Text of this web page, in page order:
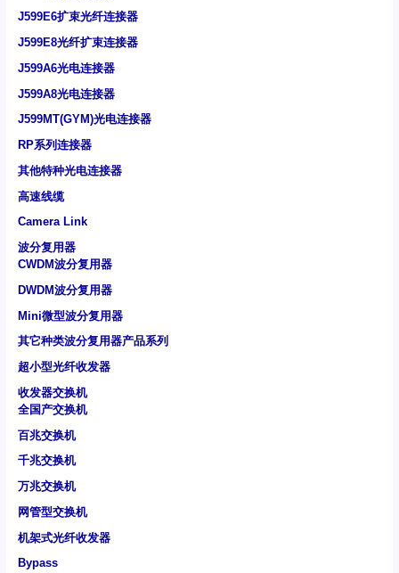
J599E6扩束光纤连接器
J599E8光纤扩束连接器
J599A6光电连接器
J599A8光电连接器
J599MT(GYM)光电连接器
RP系列连接器
其他特种光电连接器
高速线缆
Camera Link
波分复用器
CWDM波分复用器
DWDM波分复用器
Mini微型波分复用器
其它种类波分复用器产品系列
超小型光纤收发器
收发器交换机
全国产交换机
百兆交换机
千兆交换机
万兆交换机
网管型交换机
机架式光纤收发器
Bypass